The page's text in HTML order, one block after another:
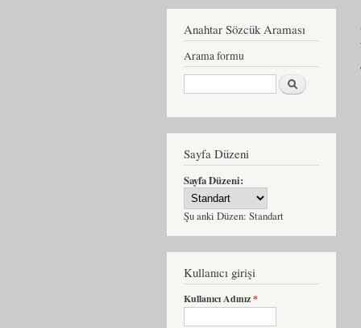
Anahtar Sözcük Araması
Arama formu
Ara
Sayfa Düzeni
Sayfa Düzeni:
Şu anki Düzen: Standart
Kullanıcı girişi
Kullanıcı Adınız*